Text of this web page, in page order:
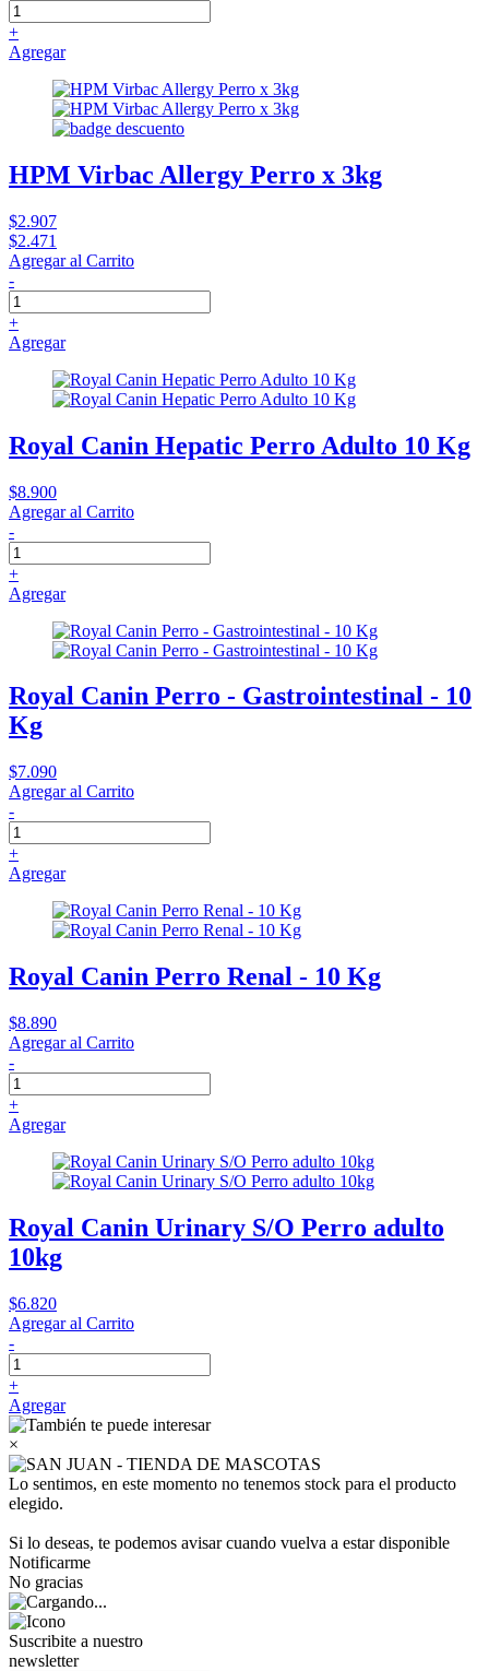
+
Agregar
HPM Virbac Allergy Perro x 3kg
$2.907
$2.471
Agregar al Carrito
-
+
Agregar
Royal Canin Hepatic Perro Adulto 10 Kg
$8.900
Agregar al Carrito
-
+
Agregar
Royal Canin Perro - Gastrointestinal - 10
Kg
$7.090
Agregar al Carrito
-
+
Agregar
Royal Canin Perro Renal - 10 Kg
$8.890
Agregar al Carrito
-
+
Agregar
Royal Canin Urinary S/O Perro adulto
10kg
$6.820
Agregar al Carrito
-
+
Agregar
×
Lo sentimos, en este momento no tenemos stock para el producto
elegido.
Si lo deseas, te podemos avisar cuando vuelva a estar disponible
Notificarme
No gracias
Suscribite a nuestro
newsletter